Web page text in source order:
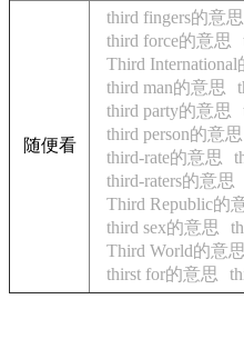
随便看
third fingers的意思
third force的意思
Third International
third man的意思
third party的意思
third person的意思
third-rate的意思
third-raters的意思
Third Republic的
third sex的意思
Third World的意思
thirst for的意思